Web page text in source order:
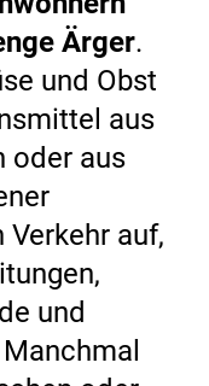
Ärger.
und Obst
aus
oder aus
Verkehr auf,
und